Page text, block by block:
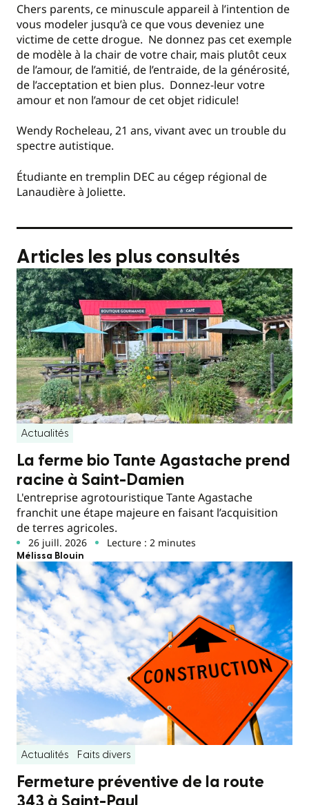
Chers parents, ce minuscule appareil à l’intention de
vous modeler jusqu’à ce que vous deveniez une
victime de cette drogue. Ne donnez pas cet exemple
de modèle à la chair de votre chair, mais plutôt ceux
de l’amour, de l’amitié, de l’entraide, de la générosité,
de l’acceptation et bien plus. Donnez-leur votre
amour et non l’amour de cet objet ridicule!
Wendy Rocheleau, 21 ans, vivant avec un trouble du
spectre autistique.
Étudiante en tremplin DEC au cégep régional de
Lanaudière à Joliette.
Articles les plus consultés
Actualités
La ferme bio Tante Agastache prend
racine à Saint-Damien
L'entreprise agrotouristique Tante Agastache
franchit une étape majeure en faisant l’acquisition
de terres agricoles.
26 juill. 2026 Lecture : 2 minutes
Mélissa Blouin
Actualités Faits divers
Fermeture préventive de la route
343 à Saint-Paul